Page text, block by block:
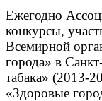
Ежегодно
конкурсы,
Всемирной
города» в
табака» (2013-
«Здоровые